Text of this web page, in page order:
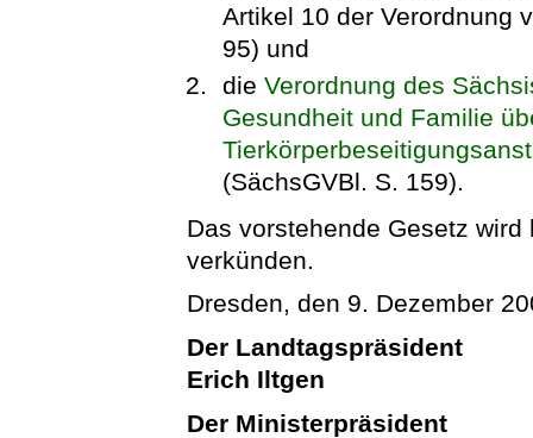
Artikel 10 der Verordnung
95) und
die Verordnung des
Gesundheit und Familie
(SächsGVBl. S. 159).
Das vorstehende Gesetz
verkünden.
Dresden, den 9. Dezember
Der Landtagspräsident
Erich Iltgen
Der Ministerpräsident